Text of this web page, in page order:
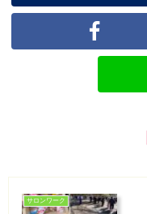
サロンワーク